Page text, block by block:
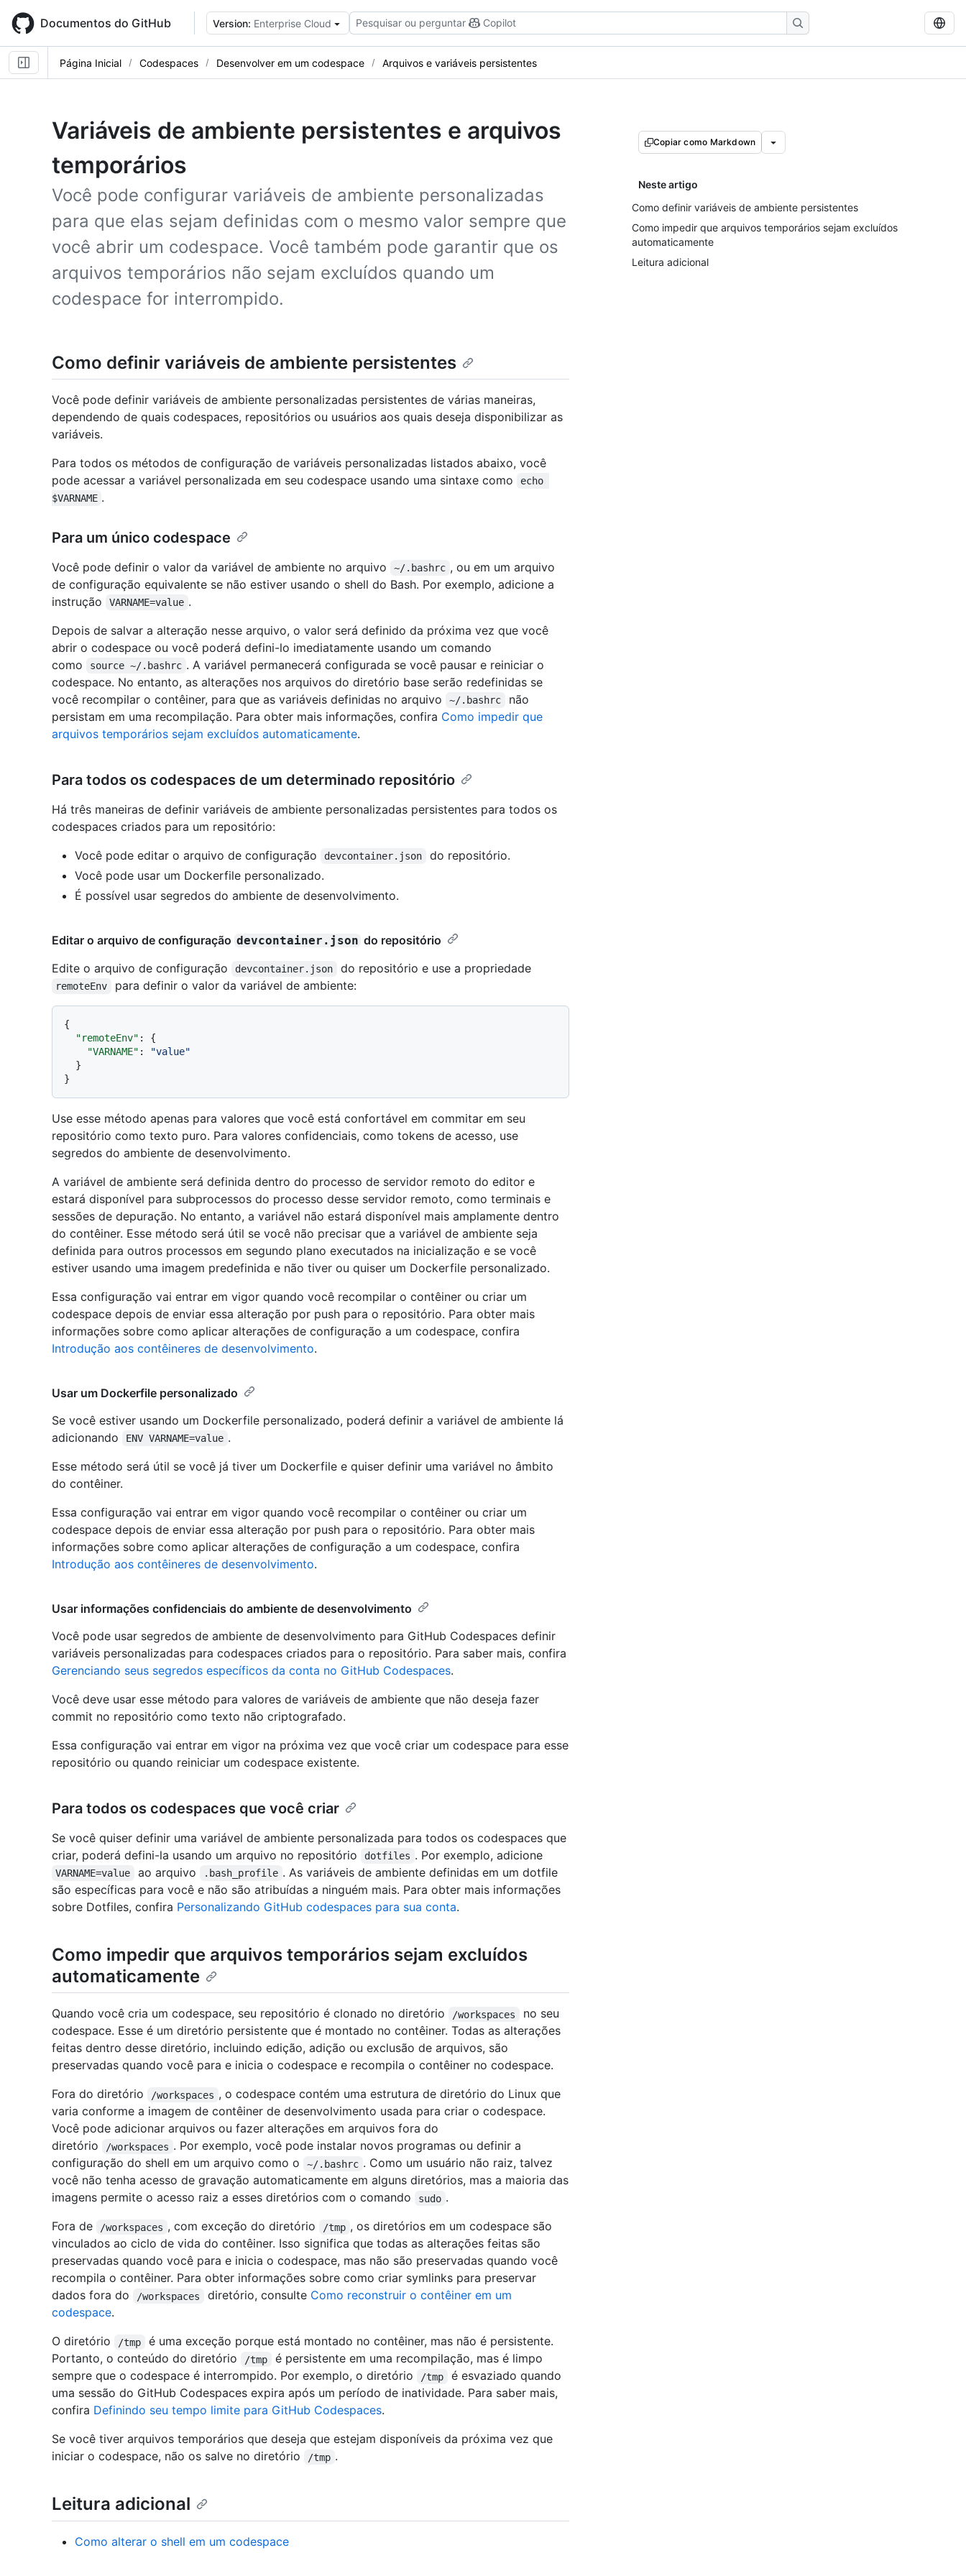
main
content
Documentos do GitHub Version: Enterprise Cloud Pesquisar ou perguntar Copilot
Página Inicial Codespaces Desenvolver em um codespace Arquivos e variáveis persistentes
Variáveis de ambiente persistentes e arquivos
temporários
Você pode configurar variáveis de ambiente personalizadas
para que elas sejam definidas com o mesmo valor sempre que
você abrir um codespace. Você também pode garantir que os
arquivos temporários não sejam excluídos quando um
codespace for interrompido.
Copiar como Markdown
Neste artigo
Como definir variáveis de ambiente persistentes
Como impedir que arquivos temporários sejam excluídos
automaticamente
Leitura adicional
Como definir variáveis de ambiente persistentes
Você pode definir variáveis de ambiente personalizadas persistentes de várias maneiras,
dependendo de quais codespaces, repositórios ou usuários aos quais deseja disponibilizar as
variáveis.
Para todos os métodos de configuração de variáveis personalizadas listados abaixo, você
pode acessar a variável personalizada em seu codespace usando uma sintaxe como
echo
$VARNAME .
Para um único codespace
Você pode definir o valor da variável de ambiente no arquivo ~/.bashrc , ou em um arquivo
de configuração equivalente se não estiver usando o shell do Bash. Por exemplo, adicione a
instrução
VARNAME=value .
Depois de salvar a alteração nesse arquivo, o valor será definido da próxima vez que você
abrir o codespace ou você poderá defini-lo imediatamente usando um comando
como
source ~/.bashrc . A variável permanecerá configurada se você pausar e reiniciar o
codespace. No entanto, as alterações nos arquivos do diretório base serão redefinidas se
você recompilar o contêiner, para que as variáveis definidas no arquivo
~/.bashrc
não
persistam em uma recompilação. Para obter mais informações, confira Como impedir que
arquivos temporários sejam excluídos automaticamente.
Para todos os codespaces de um determinado repositório
Há três maneiras de definir variáveis de ambiente personalizadas persistentes para todos os
codespaces criados para um repositório:
Você pode editar o arquivo de configuração
devcontainer.json
do repositório.
Você pode usar um Dockerfile personalizado.
É possível usar segredos do ambiente de desenvolvimento.
Editar o arquivo de configuração devcontainer.json do repositório
Edite o arquivo de configuração
devcontainer.json do repositório e use a propriedade
remoteEnv para definir o valor da variável de ambiente:
{
"remoteEnv" :
{
"VARNAME" :
"value"
}
}
Use esse método apenas para valores que você está confortável em commitar em seu
repositório como texto puro. Para valores confidenciais, como tokens de acesso, use
segredos do ambiente de desenvolvimento.
A variável de ambiente será definida dentro do processo de servidor remoto do editor e
estará disponível para subprocessos do processo desse servidor remoto, como terminais e
sessões de depuração. No entanto, a variável não estará disponível mais amplamente dentro
do contêiner. Esse método será útil se você não precisar que a variável de ambiente seja
definida para outros processos em segundo plano executados na inicialização e se você
estiver usando uma imagem predefinida e não tiver ou quiser um Dockerfile personalizado.
Essa configuração vai entrar em vigor quando você recompilar o contêiner ou criar um
codespace depois de enviar essa alteração por push para o repositório. Para obter mais
informações sobre como aplicar alterações de configuração a um codespace, confira
Introdução aos contêineres de desenvolvimento.
Usar um Dockerfile personalizado
Se você estiver usando um Dockerfile personalizado, poderá definir a variável de ambiente lá
adicionando
ENV VARNAME=value .
Esse método será útil se você já tiver um Dockerfile e quiser definir uma variável no âmbito
do contêiner.
Essa configuração vai entrar em vigor quando você recompilar o contêiner ou criar um
codespace depois de enviar essa alteração por push para o repositório. Para obter mais
informações sobre como aplicar alterações de configuração a um codespace, confira
Introdução aos contêineres de desenvolvimento.
Usar informações confidenciais do ambiente de desenvolvimento
Você pode usar segredos de ambiente de desenvolvimento para GitHub Codespaces definir
variáveis personalizadas para codespaces criados para o repositório. Para saber mais, confira
Gerenciando seus segredos específicos da conta no GitHub Codespaces.
Você deve usar esse método para valores de variáveis de ambiente que não deseja fazer
commit no repositório como texto não criptografado.
Essa configuração vai entrar em vigor na próxima vez que você criar um codespace para esse
repositório ou quando reiniciar um codespace existente.
Para todos os codespaces que você criar
Se você quiser definir uma variável de ambiente personalizada para todos os codespaces que
criar, poderá defini-la usando um arquivo no repositório
dotfiles . Por exemplo, adicione
VARNAME=value ao arquivo .bash_profile . As variáveis de ambiente definidas em um dotfile
são específicas para você e não são atribuídas a ninguém mais. Para obter mais informações
sobre Dotfiles, confira Personalizando GitHub codespaces para sua conta.
Como impedir que arquivos temporários sejam excluídos
automaticamente
Quando você cria um codespace, seu repositório é clonado no diretório /workspaces
no seu
codespace. Esse é um diretório persistente que é montado no contêiner. Todas as alterações
feitas dentro desse diretório, incluindo edição, adição ou exclusão de arquivos, são
preservadas quando você para e inicia o codespace e recompila o contêiner no codespace.
Fora do diretório
/workspaces , o codespace contém uma estrutura de diretório do Linux que
varia conforme a imagem de contêiner de desenvolvimento usada para criar o codespace.
Você pode adicionar arquivos ou fazer alterações em arquivos fora do
diretório
/workspaces . Por exemplo, você pode instalar novos programas ou definir a
configuração do shell em um arquivo como o
~/.bashrc . Como um usuário não raiz, talvez
você não tenha acesso de gravação automaticamente em alguns diretórios, mas a maioria das
imagens permite o acesso raiz a esses diretórios com o comando
sudo .
Fora de
/workspaces , com exceção do diretório /tmp , os diretórios em um codespace são
vinculados ao ciclo de vida do contêiner. Isso significa que todas as alterações feitas são
preservadas quando você para e inicia o codespace, mas não são preservadas quando você
recompila o contêiner. Para obter informações sobre como criar symlinks para preservar
dados fora do
/workspaces diretório, consulte Como reconstruir o contêiner em um
codespace.
O diretório
/tmp
é uma exceção porque está montado no contêiner, mas não é persistente.
Portanto, o conteúdo do diretório
/tmp
é persistente em uma recompilação, mas é limpo
sempre que o codespace é interrompido. Por exemplo, o diretório
/tmp
é esvaziado quando
uma sessão do GitHub Codespaces expira após um período de inatividade. Para saber mais,
confira Definindo seu tempo limite para GitHub Codespaces.
Se você tiver arquivos temporários que deseja que estejam disponíveis da próxima vez que
iniciar o codespace, não os salve no diretório
/tmp .
Leitura adicional
Como alterar o shell em um codespace